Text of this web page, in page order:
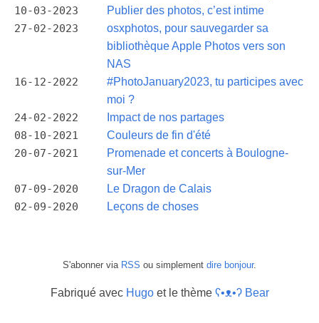
10-03-2023 Publier des photos, c’est intime
27-02-2023
osxphotos, pour sauvegarder sa
bibliothèque Apple Photos vers son
NAS
16-12-2022
#PhotoJanuary2023, tu participes avec
moi ?
24-02-2022 Impact de nos partages
08-10-2021 Couleurs de fin d'été
20-07-2021
Promenade et concerts à Boulogne-
sur-Mer
07-09-2020 Le Dragon de Calais
02-09-2020 Leçons de choses
S'abonner via RSS ou simplement dire bonjour.
Fabriqué avec Hugoet le thème ʕ•ᴥ•ʔ Bear